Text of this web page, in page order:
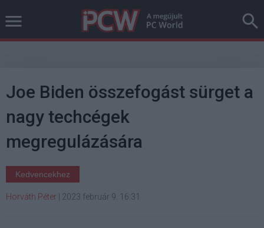
Joe Biden összefogást sürget a
nagy techcégek
megregulázására
Kedvencekhez
Horváth Péter 2023 február 9. 16:31